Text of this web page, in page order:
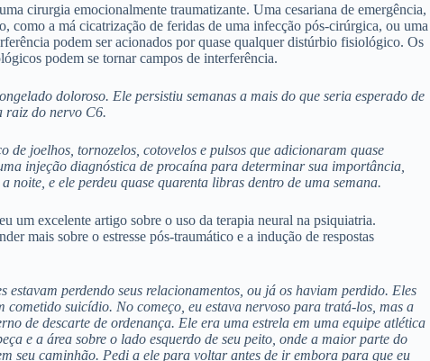
cirurgia emocionalmente traumatizante. Uma cesariana de emergência,
como a má cicatrização de feridas de uma infecção pós-cirúrgica, ou uma
podem ser acionados por quase qualquer distúrbio fisiológico. Os
podem se tornar campos de interferência.
doloroso. Ele persistiu semanas a mais do que seria esperado de
raiz do nervo C6.
joelhos, tornozelos, cotovelos e pulsos que adicionaram quase
injeção diagnóstica de procaína para determinar sua importância,
e ele perdeu quase quarenta libras dentro de uma semana.
um excelente artigo sobre o uso da terapia neural na psiquiatria.
mais sobre o estresse pós-traumático e a indução de respostas
perdendo seus relacionamentos, ou já os haviam perdido. Eles
suicídio. No começo, eu estava nervoso para tratá-los, mas a
de descarte de ordenança. Ele era uma estrela em uma equipe atlética
e a área sobre o lado esquerdo de seu peito, onde a maior parte do
seu caminhão. Pedi a ele para voltar antes de ir embora para que eu